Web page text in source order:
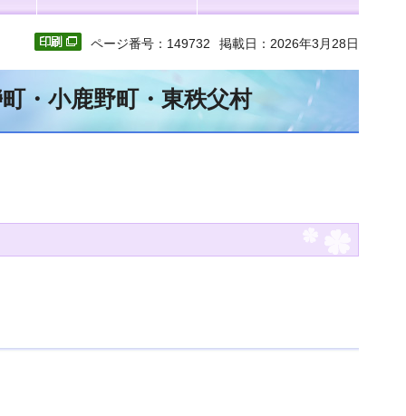
ページ番号：149732 掲載日：2026年3月28日
・小鹿野町・東秩父村